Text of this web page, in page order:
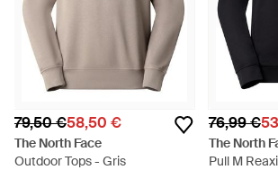
79,50 €58,50 €
The North Face
Outdoor Tops - Gris
76,99 €
The North
Pull M